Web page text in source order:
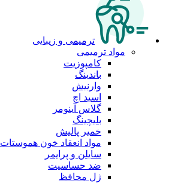
ترمیمی و زیبایی
مواد ترمیمی
کامپوزیت
باندینگ
وارنیش
اسید اچ
گلاس آینومر
بلیچینگ
خمیر پالیش
مواد انعقاد خون هموستات
سایلن و پرایمر
ضد حساسیت
ژل محافظ